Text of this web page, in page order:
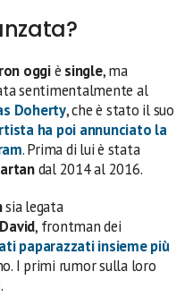
oggiè single, ma
sentimentalmente al
Doherty, che è stato il suo
ha poi annunciato la
. Prima di lui è stata
dal 2014 al 2016.
sia legata
, frontman dei
paparazzati insieme più
I primi rumor sulla loro